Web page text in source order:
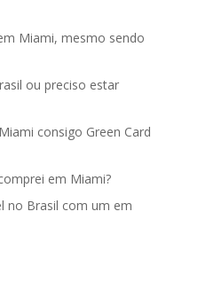
Miami, mesmo sendo
ou preciso estar
consigo Green Card
em Miami?
no Brasil com um em